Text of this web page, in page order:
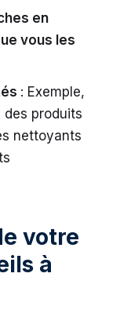
en
vous les
: Exemple,
produits
nettoyants
votre
à